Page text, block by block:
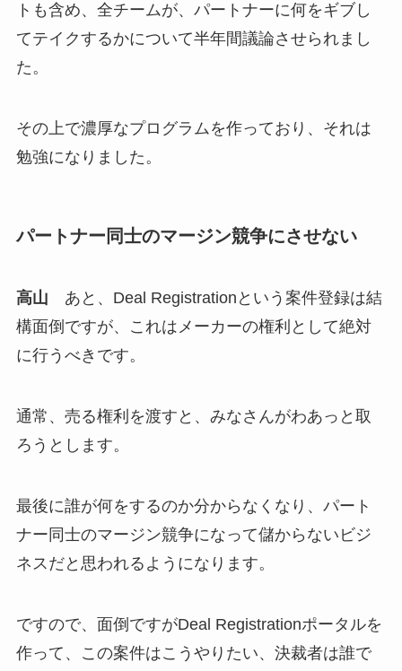
トも含め、全チームが、パートナーに何をギブし
てテイクするかについて半年間議論させられまし
た。
その上で濃厚なプログラムを作っており、それは
勉強になりました。
パートナー同士のマージン競争にさせない
高山 あと、Deal Registrationという案件登録は結
構面倒ですが、これはメーカーの権利として絶対
に行うべきです。
通常、売る権利を渡すと、みなさんがわあっと取
ろうとします。
最後に誰が何をするのか分からなくなり、パート
ナー同士のマージン競争になって儲からないビジ
ネスだと思われるようになります。
ですので、面倒ですがDeal Registrationポータルを
作って、この案件はこうやりたい、決裁者は誰で